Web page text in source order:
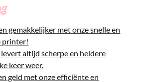
gemakkelijker met onze snelle en
printer!
altijd scherpe en heldere
keer weer.
geld met onze efficiënte en